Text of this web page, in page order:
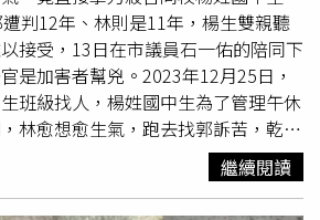
判12年、林則是11年，楊生雙親聽
接受，13日在市議員石一佑的陪同下
是加害者幫兇。2023年12月25日，
班級找人，楊姓國中生為了管理午休
林愈想愈生氣，跑去找郭訴苦，乾哥
國中生，朝著頸部、腎臟狂刺10刀，
治，全案於12日定讞，郭遭判12
繼續閱讀